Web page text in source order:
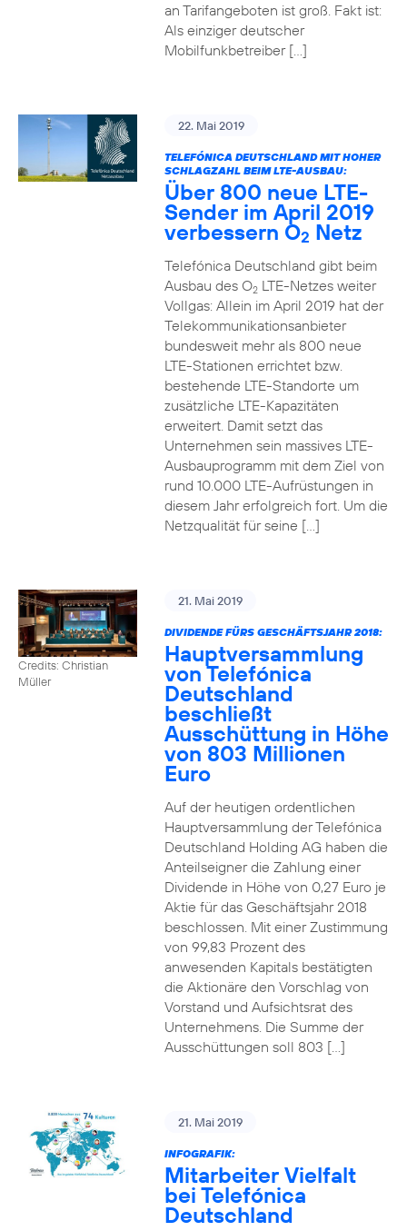
an Tarifangeboten ist groß. Fakt ist:
Als einziger deutscher
Mobilfunkbetreiber […]
22. Mai 2019
TELEFÓNICA DEUTSCHLAND MIT HOHER
SCHLAGZAHL BEIM LTE-AUSBAU:
Über 800 neue LTE-
Sender im April 2019
verbessern O2 Netz
Telefónica Deutschland gibt beim
Ausbau des O2LTE-Netzes weiter
Vollgas: Allein im April 2019 hat der
Telekommunikationsanbieter
bundesweit mehr als 800 neue
LTE-Stationen errichtet bzw.
bestehende LTE-Standorte um
zusätzliche LTE-Kapazitäten
erweitert. Damit setzt das
Unternehmen sein massives LTE-
Ausbauprogramm mit dem Ziel von
rund 10.000 LTE-Aufrüstungen in
diesem Jahr erfolgreich fort. Um die
Netzqualität für seine […]
Credits: Christian
Müller
21. Mai 2019
DIVIDENDE FÜRS GESCHÄFTSJAHR 2018:
Hauptversammlung
von Telefónica
Deutschland
beschließt
Ausschüttung in Höhe
von 803 Millionen
Euro
Auf der heutigen ordentlichen
Hauptversammlung der Telefónica
Deutschland Holding AG haben die
Anteilseigner die Zahlung einer
Dividende in Höhe von 0,27 Euro je
Aktie für das Geschäftsjahr 2018
beschlossen. Mit einer Zustimmung
von 99,83 Prozent des
anwesenden Kapitals bestätigten
die Aktionäre den Vorschlag von
Vorstand und Aufsichtsrat des
Unternehmens. Die Summe der
Ausschüttungen soll 803 […]
21. Mai 2019
INFOGRAFIK:
Mitarbeiter Vielfalt
bei Telefónica
Deutschland